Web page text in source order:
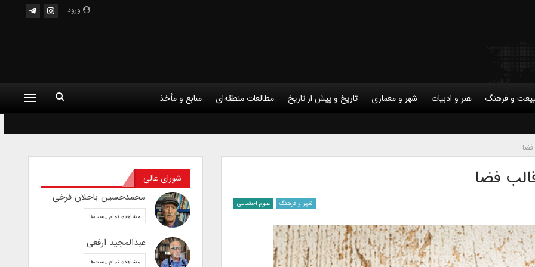
ورود
و فرهنگ هنر و ادبیات شهر و معماری تاریخ و پیش از تاریخ مطالعات منطقه‌ای منابع و مأخذ
فضا
شهر و فرهنگ علوم اجتماعی
شورای عالی
محمدحسین باجلان فرخی
مشاهده تمام پست‌ها
عبدالمجید ارفعی
مشاهده تمام پست‌ها